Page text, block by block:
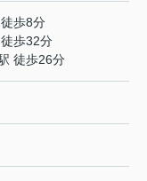
徒歩8分
徒歩32分
徒歩26分